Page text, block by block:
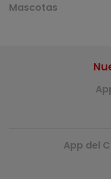
Mascotas
App del